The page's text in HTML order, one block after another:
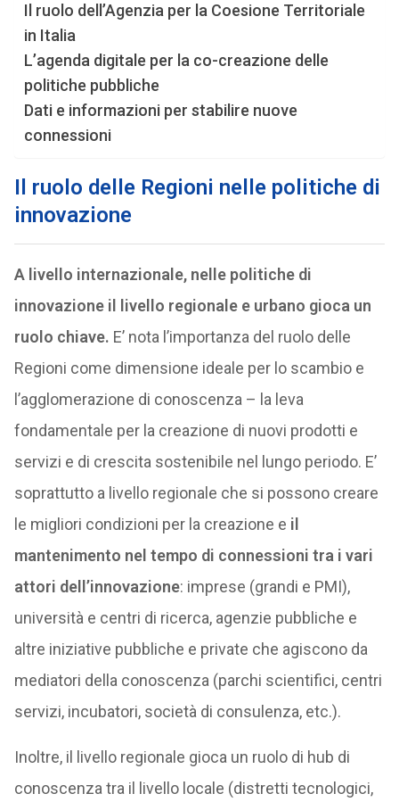
Il ruolo dell’Agenzia per la Coesione Territoriale
in Italia
L’agenda digitale per la co-creazione delle
politiche pubbliche
Dati e informazioni per stabilire nuove
connessioni
Il ruolo delle Regioni nelle politiche di
innovazione
A livello internazionale, nelle politiche di
innovazione il livello regionale e urbano gioca un
ruolo chiave. E’ nota l’importanza del ruolo delle
Regioni come dimensione ideale per lo scambio e
l’agglomerazione di conoscenza – la leva
fondamentale per la creazione di nuovi prodotti e
servizi e di crescita sostenibile nel lungo periodo. E’
soprattutto a livello regionale che si possono creare
le migliori condizioni per la creazione e il
mantenimento nel tempo di connessioni tra i vari
attori dell’innovazione: imprese (grandi e PMI),
università e centri di ricerca, agenzie pubbliche e
altre iniziative pubbliche e private che agiscono da
mediatori della conoscenza (parchi scientifici, centri
servizi, incubatori, società di consulenza, etc.).
Inoltre, il livello regionale gioca un ruolo di hub di
conoscenza tra il livello locale (distretti tecnologici,